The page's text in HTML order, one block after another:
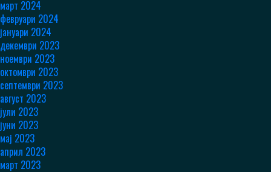
март 2024
февруари 2024
јануари 2024
декември 2023
ноември 2023
октомври 2023
септември 2023
август 2023
јули 2023
јуни 2023
мај 2023
април 2023
март 2023